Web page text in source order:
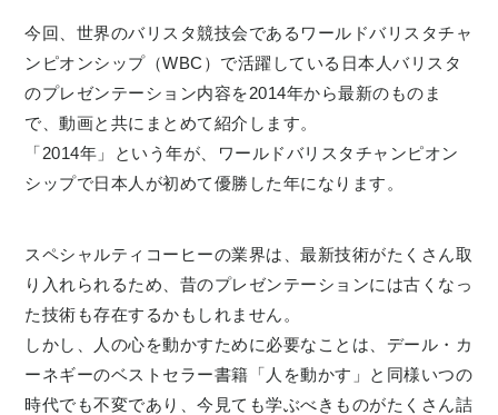
今回、世界のバリスタ競技会であるワールドバリスタチャ
ンピオンシップ（WBC）で活躍している日本人バリスタ
のプレゼンテーション内容を2014年から最新のものま
で、動画と共にまとめて紹介します。
「2014年」という年が、ワールドバリスタチャンピオン
シップで日本人が初めて優勝した年になります。
スペシャルティコーヒーの業界は、最新技術がたくさん取
り入れられるため、昔のプレゼンテーションには古くなっ
た技術も存在するかもしれません。
しかし、人の心を動かすために必要なことは、デール・カ
ーネギーのベストセラー書籍「人を動かす」と同様いつの
時代でも不変であり、今見ても学ぶべきものがたくさん詰